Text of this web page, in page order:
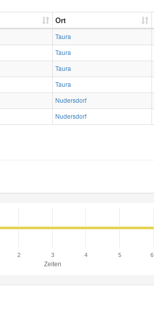
Ort
Taura
Taura
Taura
Taura
Nudersdorf
Nudersdorf
Zeiten
2 3 4 5 6